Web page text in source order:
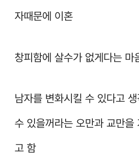
자때문에 이혼
창피함에 살수가 없게다는 마
남자를 변화시킬 수 있다고
수 있을꺼라는 오만과 교만을
고 함